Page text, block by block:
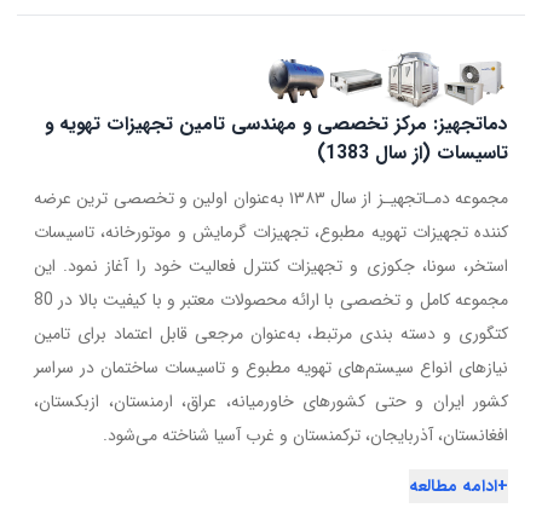
دماتجهیز: مرکز تخصصی و مهندسی تامین تجهیزات تهویه و
تاسیسات (از سال 1383)
مجموعه دمـاتجهیـز از سال ۱۳۸۳ به‌عنوان اولین و تخصصی ترین عرضه
کننده تجهیزات تهویه مطبوع، تجهیزات گرمایش و موتورخانه، تاسیسات
استخر، سونا، جکوزی و تجهیزات کنترل فعالیت خود را آغاز نمود. این
مجموعه کامل و تخصصی با ارائه محصولات معتبر و با کیفیت بالا در 80
کتگوری و دسته بندی مرتبط، به‌عنوان مرجعی قابل اعتماد برای تامین
نیازهای انواع سیستم‌های تهویه مطبوع و تاسیسات ساختمان در سراسر
کشور ایران و حتی کشورهای خاورمیانه، عراق، ارمنستان، ازبکستان،
افغانستان، آذربایجان، ترکمنستان و غرب آسیا شناخته می‌شود.
+ادامه مطالعه